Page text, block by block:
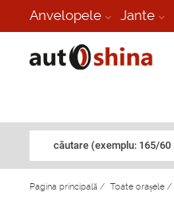
Anvelopele Jante
căutare (exemplu: 165/60
Pagina principală / Toate orașele /